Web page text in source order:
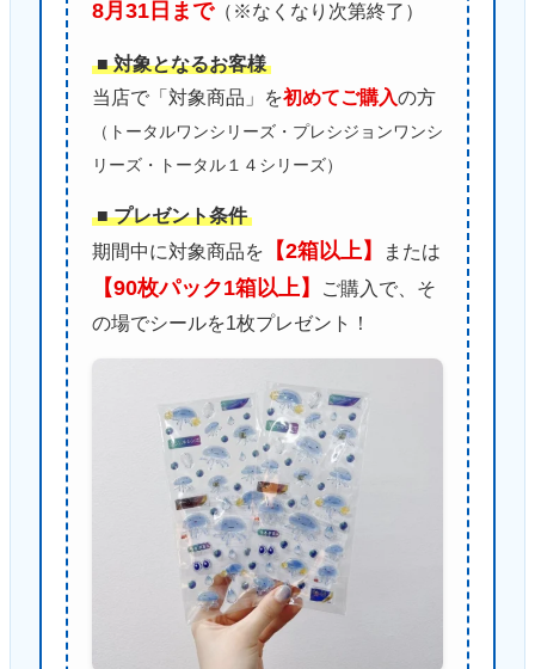
8月31日まで（※なくなり次第終了）
■ 対象となるお客様
当店で「対象商品」を初めてご購入の方
（トータルワンシリーズ・プレシジョンワンシ
リーズ・トータル１４シリーズ）
■ プレゼント条件
期間中に対象商品を
【2箱以上】 または
【90枚パック1箱以上】
ご購入で、そ
の場でシールを1枚プレゼント！